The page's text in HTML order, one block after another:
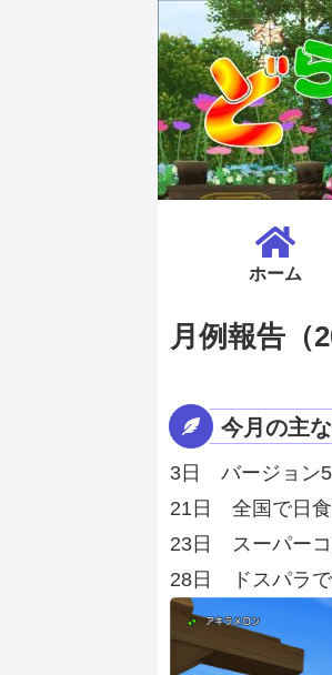
ホーム
月例報告（
今月の主
3日 バージョン
21日 全国で日食
23日 スーパーコ
28日 ドスパラで